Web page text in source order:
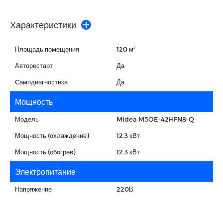
Характеристики
Площадь помещения 120 м²
Авторестарт Да
Cамодиагностика Да
Мощность
Модель Midea M5OE-42HFN8-Q
Мощность (охлаждение) 12.3 кВт
Мощность (обогрев) 12.3 кВт
Электропитание
Напряжение 220В